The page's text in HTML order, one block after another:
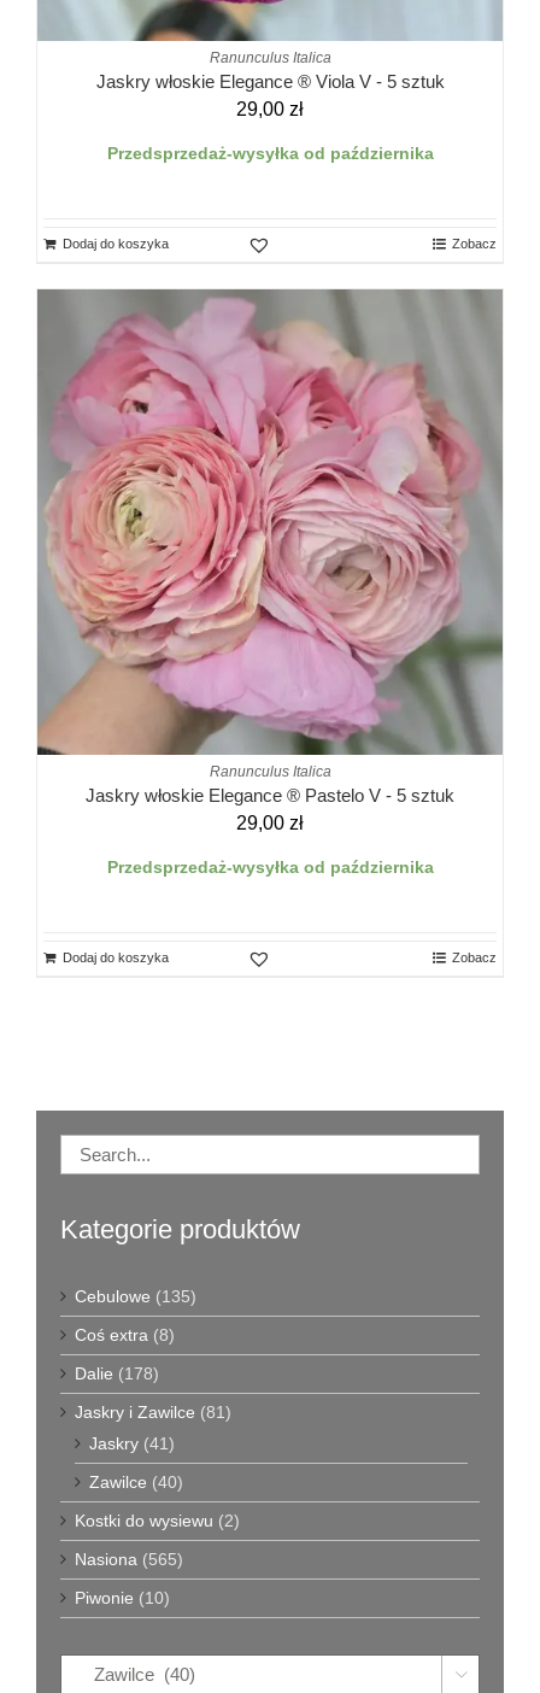
Ranunculus Italica
Jaskry włoskie Elegance ® Viola V - 5 sztuk
29,00 zł
Przedsprzedaż-wysyłka od października
Dodaj do koszyka Zobacz
Ranunculus Italica
Jaskry włoskie Elegance ® Pastelo V - 5 sztuk
29,00 zł
Przedsprzedaż-wysyłka od października
Dodaj do koszyka Zobacz
Kategorie produktów
Cebulowe (135)
Coś extra (8)
Dalie (178)
Jaskry i Zawilce (81)
Jaskry (41)
Zawilce (40)
Kostki do wysiewu (2)
Nasiona (565)
Piwonie (10)
